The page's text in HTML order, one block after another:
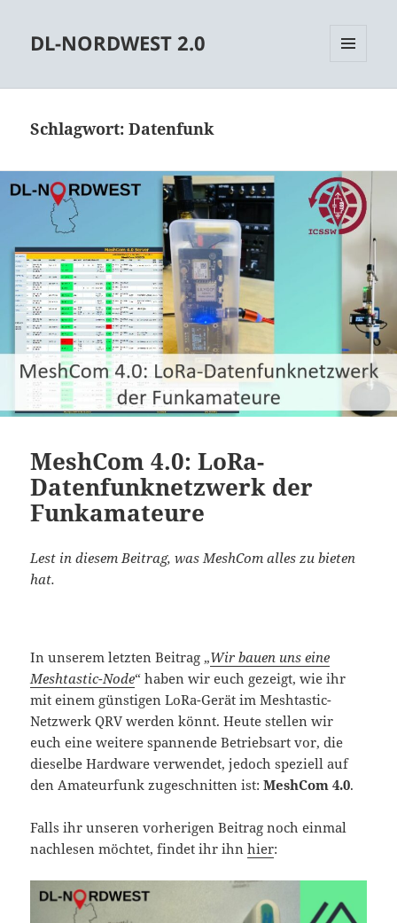
DL-NORDWEST 2.0
Schlagwort:Datenfunk
MeshCom 4.0: LoRa-
Datenfunknetzwerk der
Funkamateure
Lest in diesem Beitrag, was MeshCom alles zu bieten
hat.
In unserem letzten Beitrag „Wir bauen uns eine
Meshtastic-Node“ haben wir euch gezeigt, wie ihr
mit einem günstigen LoRa-Gerät im Meshtastic-
Netzwerk QRV werden könnt. Heute stellen wir
euch eine weitere spannende Betriebsart vor, die
dieselbe Hardware verwendet, jedoch speziell auf
den Amateurfunk zugeschnitten ist:MeshCom 4.0.
Falls ihr unseren vorherigen Beitrag noch einmal
nachlesen möchtet, findet ihr ihnhier: